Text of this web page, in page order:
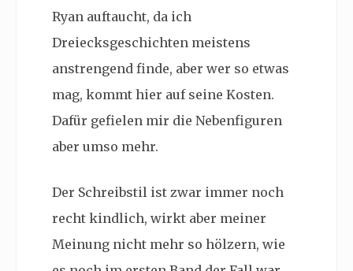
Ryan auftaucht, da ich
Dreiecksgeschichten meistens
anstrengend finde, aber wer so etwas
mag, kommt hier auf seine Kosten.
Dafür gefielen mir die Nebenfiguren
aber umso mehr.
Der Schreibstil ist zwar immer noch
recht kindlich, wirkt aber meiner
Meinung nicht mehr so hölzern, wie